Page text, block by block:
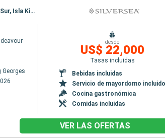
Itinerario : Isla King Georges, Antarctic Sound, Peninsula Antártida, Islas Shetland del Sur, Isla King Georges, Antarctic Sound, Peninsula Antártida, Islas Shetland del Sur, Isla King Georges
Georges
desde
US$ 22,000
Tasas incluidas
Bebidas incluidas
Servicio de mayordomo incluido
Cocina gastronómica
Comidas incluidas
VER LAS OFERTAS